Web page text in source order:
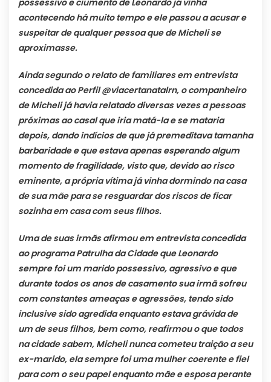
acontecendo há muito tempo e ele passou a acusar e
suspeitar de qualquer pessoa que de Micheli se
aproximasse.
Ainda segundo o relato de familiares em entrevista
concedida ao Perfil @viacertanatalrn, o companheiro
de Micheli já havia relatado diversas vezes a pessoas
próximas ao casal que iria matá-la e se mataria
depois, dando indícios de que já premeditava tamanha
barbaridade e que estava apenas esperando algum
momento de fragilidade, visto que, devido ao risco
eminente, a própria vítima já vinha dormindo na casa
de sua mãe para se resguardar dos riscos de ficar
sozinha em casa com seus filhos.
Uma de suas irmãs afirmou em entrevista concedida
ao programa Patrulha da Cidade que Leonardo
sempre foi um marido possessivo, agressivo e que
durante todos os anos de casamento sua irmã sofreu
com constantes ameaças e agressões, tendo sido
inclusive sido agredida enquanto estava grávida de
um de seus filhos, bem como, reafirmou o que todos
na cidade sabem, Micheli nunca cometeu traição a seu
ex-marido, ela sempre foi uma mulher coerente e fiel
para com o seu papel enquanto mãe e esposa perante